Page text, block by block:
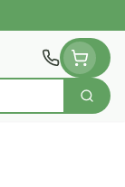
Zoek